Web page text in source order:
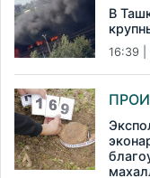
В
16:39 |